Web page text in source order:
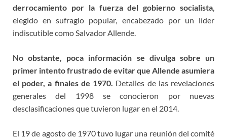
derrocamiento por la fuerza del gobierno socialista,
elegido en sufragio popular, encabezado por un líder
indiscutible como Salvador Allende.
No obstante, poca información se divulga sobre un
primer intento frustrado de evitar que Allende asumiera
el poder, a finales de 1970. Detalles de las revelaciones
generales del 1998 se conocieron por nuevas
desclasificaciones que tuvieron lugar en el 2014.
El 19 de agosto de 1970 tuvo lugar una reunión del comité